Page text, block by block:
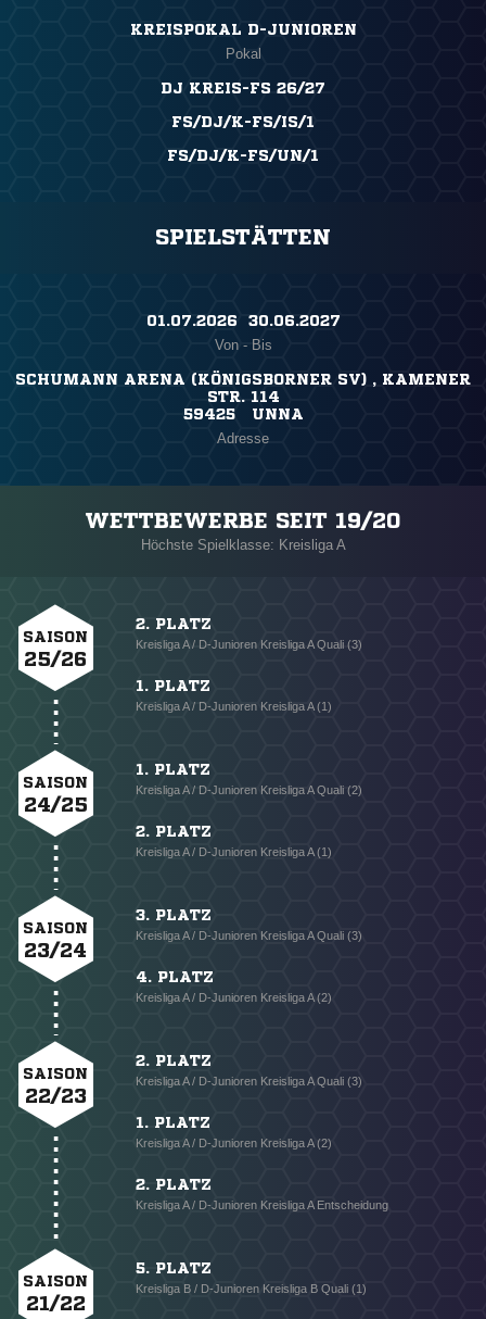
KREISPOKAL D-JUNIOREN
Pokal
DJ KREIS-FS 26/27
FS/DJ/K-FS/IS/1
FS/DJ/K-FS/UN/1
SPIELSTÄTTEN
01.07.2026 ​ 30.06.2027
Von - Bis
SCHUMANN ARENA (KÖNIGSBORNER SV) , KAMENER
STR. 114
59425 UNNA
Adresse
WETTBEWERBE SEIT 19/20
Höchste Spielklasse: Kreisliga A
SAISON
25/26
2. PLATZ
Kreisliga A / D-Junioren Kreisliga A Quali (3)
1. PLATZ
Kreisliga A / D-Junioren Kreisliga A (1)
SAISON
24/25
1. PLATZ
Kreisliga A / D-Junioren Kreisliga A Quali (2)
2. PLATZ
Kreisliga A / D-Junioren Kreisliga A (1)
SAISON
23/24
3. PLATZ
Kreisliga A / D-Junioren Kreisliga A Quali (3)
4. PLATZ
Kreisliga A / D-Junioren Kreisliga A (2)
SAISON
22/23
2. PLATZ
Kreisliga A / D-Junioren Kreisliga A Quali (3)
1. PLATZ
Kreisliga A / D-Junioren Kreisliga A (2)
2. PLATZ
Kreisliga A / D-Junioren Kreisliga A Entscheidung
SAISON
21/22
5. PLATZ
Kreisliga B / D-Junioren Kreisliga B Quali (1)